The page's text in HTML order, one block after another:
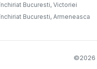
Bucuresti, Victoriei
Bucuresti, Armeneasca
©2026